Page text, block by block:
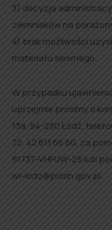
3) decyzja
ziemniaków na
4) brak możliwości
materiału siewnego.
W przypadku
uprzejmie prosimy o
13a, 94-250 Łódź,
72, 42 611 66 60, za
91737-VHFUW-25 lub
wi-lodz@piorin.gov.pl.